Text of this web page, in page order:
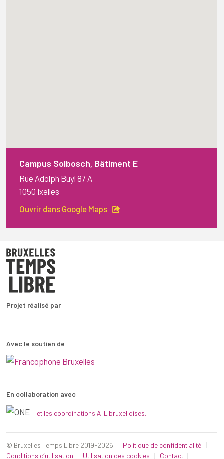
Campus Solbosch, Bâtiment E
Rue Adolph Buyl 87 A
1050 Ixelles
Ouvrir dans Google Maps
Projet réalisé par
Avec le soutien de
En collaboration avec
et les coordinations ATL bruxelloises.
© Bruxelles Temps Libre 2019-2026
Politique de confidentialité
Conditions d’utilisation
Utilisation des cookies Contact